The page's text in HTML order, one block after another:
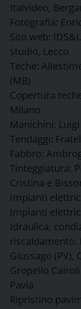
Italvideo,
Fotografia:
Sito web:
studio, Lecco
Teche:
(MB)
Copertura
Milano
Manichini: Luigi
Tendaggi:
Fabbro:
Tinteggiatura:
Cristina e
Impianti
Impianti
Idraulica,
riscaldamento:
Giussago (PV),
Gropello
Pavia
Ripristino